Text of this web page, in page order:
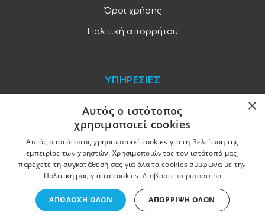
Όροι χρήσης
Πολιτική απορρήτου
ΥΠΗΡΕΣΙΕΣ
Παραγγελίες και πληρωμές
Χονδρική πώληση
Ξενοδοχειακός εξοπλισμός
×
Αυτός ο ιστότοπος
χρησιμοποιεί cookies
Αυτός ο ιστότοπος χρησιμοποιεί cookies για τη βελτίωση της
εμπειρίας των χρηστών. Χρησιμοποιώντας τον ιστότοπό μας,
παρέχετε τη συγκατάθεσή σας για όλα τα cookies σύμφωνα με την
Πολιτική μας για τα cookies.Διαβάστε περισσότερα
ΑΠΟΔΟΧΉ ΌΛΩΝ ΑΠΌΡΡΙΨΗ ΌΛΩΝ